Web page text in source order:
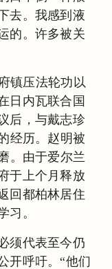
去。我感到液
的。许多被关
镇压法轮功以
日内瓦联合国
后，与戴志珍
经历。赵明被
。由于爱尔兰
于上个月释放
回都柏林居住
习。
须代表至今仍
开呼吁。“他们